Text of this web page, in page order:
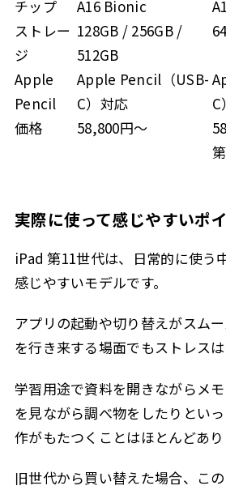
チップ A16 Bionic
ストレー
ジ
128GB / 256GB /
512GB
Apple
Pencil
Apple Pencil（USB-
C）対応
価格
58,800円〜
第
実際に使って感じやすいポ
iPad 第11世代は、日常的に使う
感じやすいモデルです。
アプリの起動や切り替えがスム
を行き来する場面でもストレスは
学習用途で資料を開きながらメ
を見ながら調べ物をしたりとい
作がもたつくことはほとんどあり
旧世代から買い替えた場合、こ